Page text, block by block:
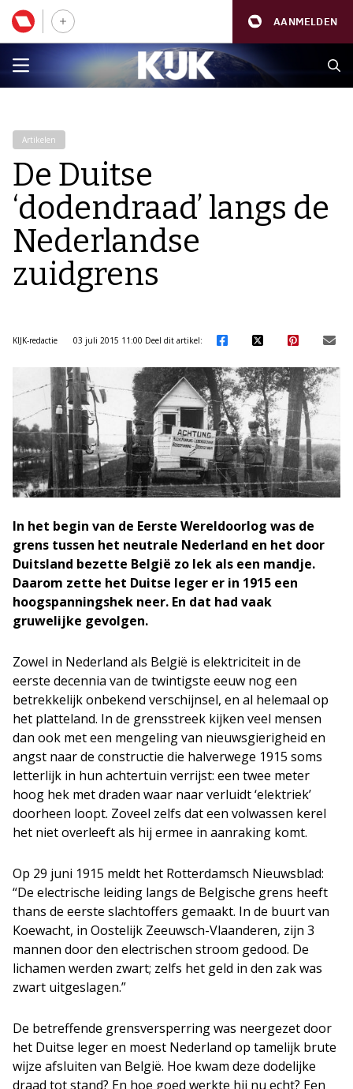
AANMELDEN
Artikelen
De Duitse
‘dodendraad’ langs de
Nederlandse
zuidgrens
KIJK-redactie 03 juli 2015 11:00 Deel dit artikel:
In het begin van de Eerste Wereldoorlog was de
grens tussen het neutrale Nederland en het door
Duitsland bezette België zo lek als een mandje.
Daarom zette het Duitse leger er in 1915 een
hoogspanningshek neer. En dat had vaak
gruwelijke gevolgen.
Zowel in Nederland als België is elektriciteit in de
eerste decennia van de twintigste eeuw nog een
betrekkelijk onbekend verschijnsel, en al helemaal op
het platteland. In de grensstreek kijken veel mensen
dan ook met een mengeling van nieuwsgierigheid en
angst naar de constructie die halverwege 1915 soms
letterlijk in hun achtertuin verrijst: een twee meter
hoog hek met draden waar naar verluidt ‘elektriek’
doorheen loopt. Zoveel zelfs dat een volwassen kerel
het niet overleeft als hij ermee in aanraking komt.
Op 29 juni 1915 meldt het Rotterdamsch Nieuwsblad:
“De electrische leiding langs de Belgische grens heeft
thans de eerste slachtoffers gemaakt. In de buurt van
Koewacht, in Oostelijk Zeeuwsch-Vlaanderen, zijn 3
mannen door den electrischen stroom gedood. De
lichamen werden zwart; zelfs het geld in den zak was
zwart uitgeslagen.”
De betreffende grensversperring was neergezet door
het Duitse leger en moest Nederland op tamelijk brute
wijze afsluiten van België. Hoe kwam deze dodelijke
draad tot stand? En hoe goed werkte hij nu echt? Een